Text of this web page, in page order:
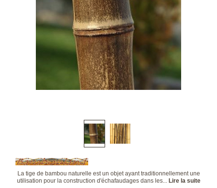
La tige de bambou naturelle est un objet ayant traditionnellement une
utilisation pour la construction d'échafaudages dans les... Lire la suite